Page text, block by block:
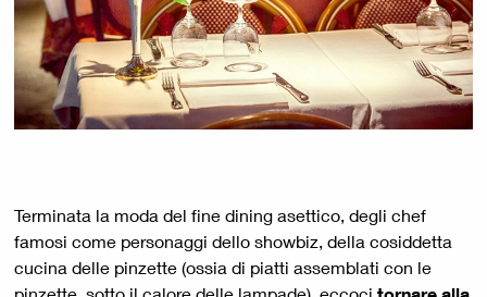
Terminata la moda del fine dining asettico, degli chef
famosi come personaggi dello showbiz, della cosiddetta
cucina delle pinzette (ossia di piatti assemblati con le